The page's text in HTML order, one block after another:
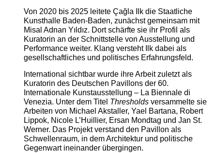
Von 2020 bis 2025 leitete Çağla Ilk die Staatliche
Kunsthalle Baden-Baden, zunächst gemeinsam mit
Misal Adnan Yıldız. Dort schärfte sie ihr Profil als
Kuratorin an der Schnittstelle von Ausstellung und
Performance weiter. Klang versteht Ilk dabei als
gesellschaftliches und politisches Erfahrungsfeld.
International sichtbar wurde ihre Arbeit zuletzt als
Kuratorin des Deutschen Pavillons der 60.
Internationale Kunstausstellung – La Biennale di
Venezia. Unter dem Titel Thresholdsversammelte sie
Arbeiten von Michael Akstaller, Yael Bartana, Robert
Lippok, Nicole L’Huillier, Ersan Mondtag und Jan St.
Werner. Das Projekt verstand den Pavillon als
Schwellenraum, in dem Architektur und politische
Gegenwart ineinander übergingen.